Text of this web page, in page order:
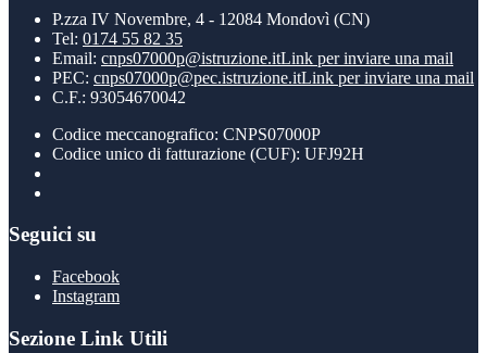
P.zza IV Novembre, 4 - 12084 Mondovì (CN)
Tel: 0174 55 82 35
Email: cnps07000p@istruzione.itLink per inviare una mail
PEC: cnps07000p@pec.istruzione.itLink per inviare una mail
C.F.: 93054670042
Codice meccanografico: CNPS07000P
Codice unico di fatturazione (CUF): UFJ92H
Seguici su
Facebook
Instagram
Sezione Link Utili